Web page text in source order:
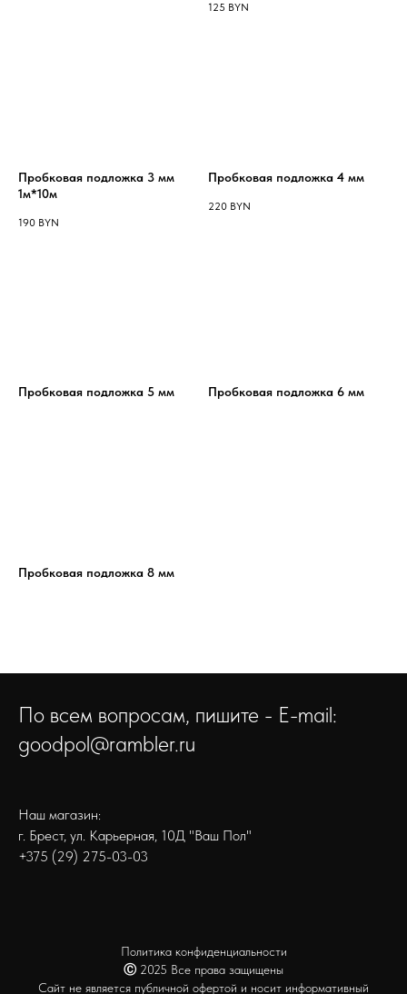
125 BYN
Пробковая подложка 3 мм
1м*10м
190 BYN
Пробковая подложка 4 мм
220 BYN
Пробковая подложка 5 мм Пробковая подложка 6 мм
Пробковая подложка 8 мм
По всем вопросам, пишите - E-mail:
goodpol@rambler.ru
Наш магазин:
г. Брест, ул. Карьерная, 10Д "Ваш Пол"
+375 (29) 275-03-03
Политика конфиденциальности
Ⓒ 2025 Все права защищены
Сайт не является публичной офертой и носит информативный